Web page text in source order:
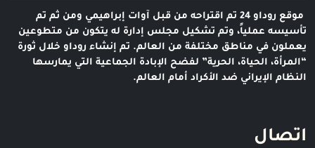
موقع روداو 24 تم اقتراحه من قبل آوات إبراهيمي ومن ثم تم
تأسيسه عملياً، وتم تشكيل مجلس إدارة له يتكون من متطوعين
يعملون في مناطق مختلفة من العالم. تم إنشاء روداو خلال ثورة
“المرأة، الحياة، الحرية” لفضح الإبادة الجماعية التي يمارسها
النظام الإيراني ضد الأكراد أمام العالم.
اتصال